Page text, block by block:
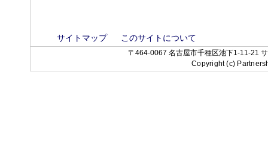
サイトマップ このサイトについて
〒464-0067 名古屋市千種区池下1-11-21
Copyright (c)